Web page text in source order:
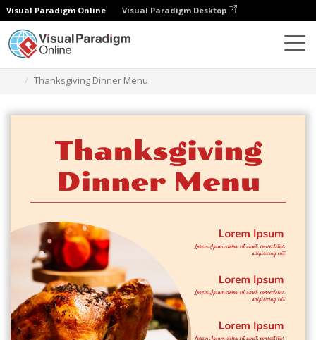
Visual Paradigm Online Visual Paradigm Desktop
Thanksgiving Dinner Menu